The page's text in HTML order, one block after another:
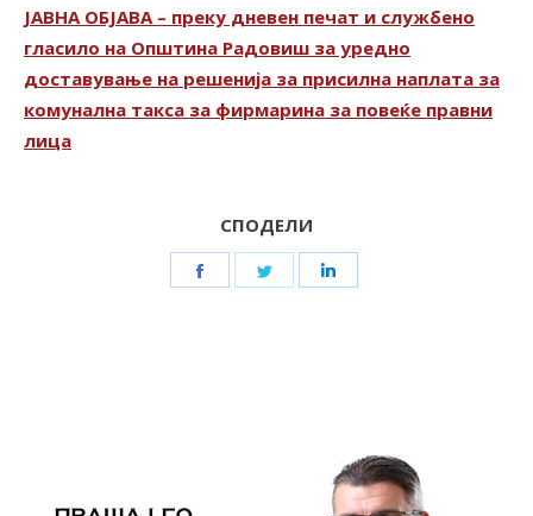
ЈАВНА ОБЈАВА – преку дневен печат и службено
гласило на Општина Радовиш за уредно
доставување на решенија за присилна наплата за
комунална такса за фирмарина за повеќе правни
лица
СПОДЕЛИ
Share
Share